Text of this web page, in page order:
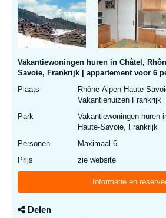
Vakantiewoningen huren in Châtel,
Savoie, Frankrijk | appartement voor 6
Plaats
Rhône-Alpen Haute-
Vakantiehuizen Frankrijk
Park
Vakantiewoningen huren
Haute-Savoie, Frankrijk
Personen
Maximaal 6
Prijs
zie website
Informatie en
Delen